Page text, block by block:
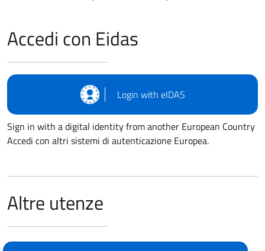
Accedi con Eidas
Login with eIDAS
Sign in with a digital identity from another European Country
Accedi con altri sistemi di autenticazione Europea.
Altre utenze